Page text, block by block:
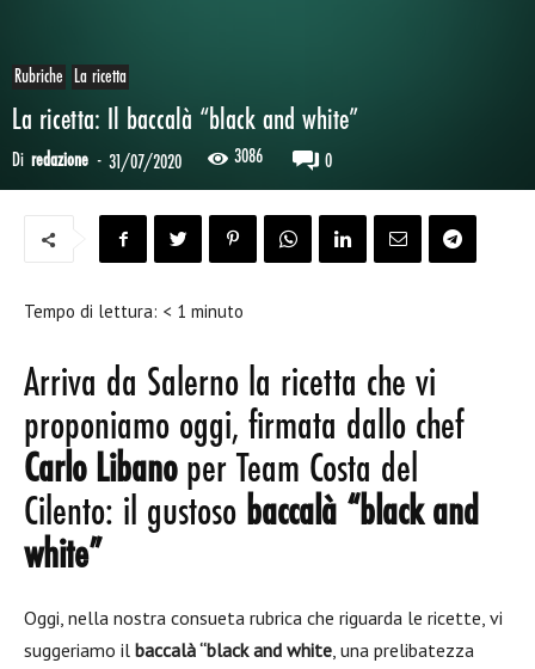
Rubriche La ricetta
La ricetta: Il baccalà “black and white”
Di redazione - 31/07/2020 3086 0
Tempo di lettura: < 1 minuto
Arriva da Salerno la ricetta che vi
proponiamo oggi, firmata dallo chef
Carlo Libanoper Team Costa del
Cilento: il gustoso baccalà “black and
white”
Oggi, nella nostra consueta rubrica che riguarda le ricette, vi
suggeriamo il baccalà “black and white, una prelibatezza